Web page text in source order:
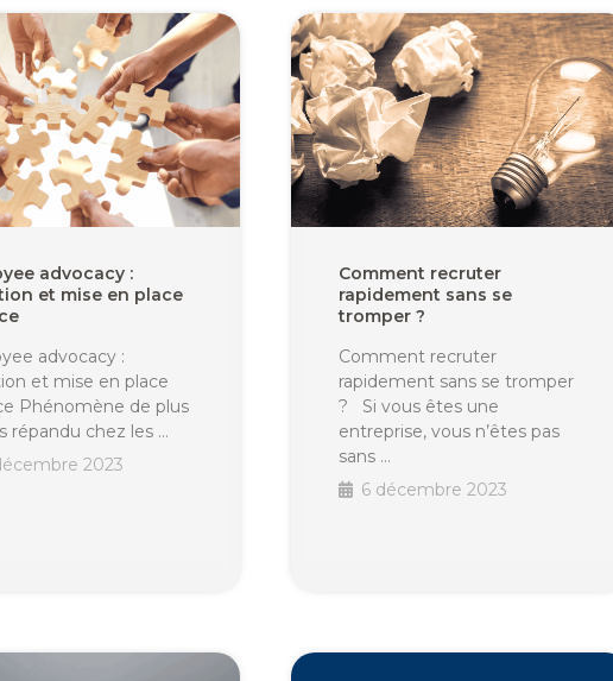
advocacy :
et mise en place
advocacy :
et mise en place
Phénomène de plus
répandu chez les …
2023
Comment recruter
rapidement sans se
tromper ?
Comment recruter
rapidement sans se tromper
? Si vous êtes une
entreprise, vous n’êtes pas
sans …
6 décembre 2023